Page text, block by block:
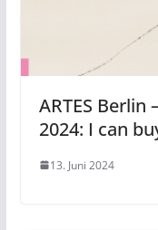
ARTES
2024: I can
13. Juni 2024